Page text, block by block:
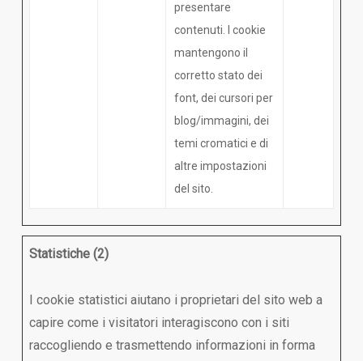
presentare
contenuti. I cookie
mantengono il
corretto stato dei
font, dei cursori per
blog/immagini, dei
temi cromatici e di
altre impostazioni
del sito.
Statistiche (2)
I cookie statistici aiutano i proprietari del sito web a
capire come i visitatori interagiscono con i siti
raccogliendo e trasmettendo informazioni in forma